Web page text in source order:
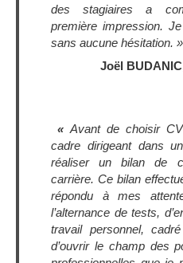
des stagiaires a
première impression.
sans aucune hésitation. »
Joël
« Avant de choisir
cadre dirigeant dans
réaliser un bilan de
carrière. Ce bilan
répondu à mes
l’alternance de tests,
travail personnel,
d’ouvrir le champ des